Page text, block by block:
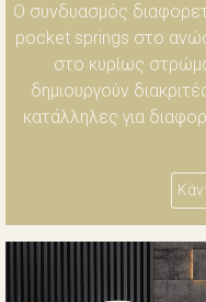
Ο συνδυασμός
pocket springs στο
στο κυρίως
δημιουργούν
κατάλληλες για